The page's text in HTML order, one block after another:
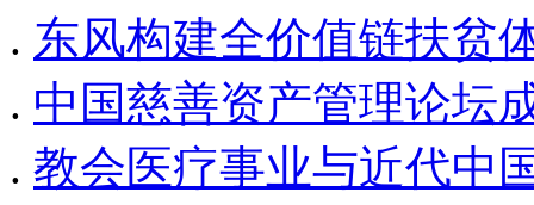
. 东风构建全价值链扶贫
. 中国慈善资产管理论坛
. 教会医疗事业与近代中